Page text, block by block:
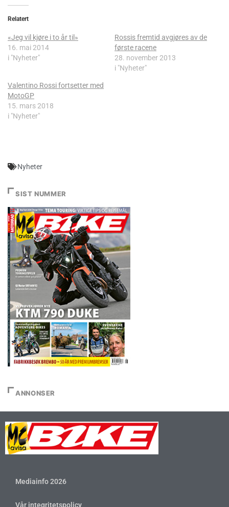
Relatert
«Jeg vil kjøre i to år til»
16. mai 2014
i "Nyheter"
Rossis fremtid avgjøres av de
første racene
28. november 2013
i "Nyheter"
Valentino Rossi fortsetter med
MotoGP
15. mars 2018
i "Nyheter"
Nyheter
SIST NUMMER
ANNONSER
Mediainfo 2026
Vår integritetspolicy